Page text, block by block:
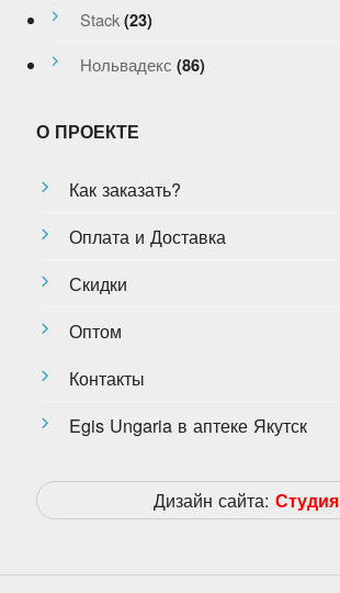
Stack (23)
Нольвадекс (86)
О ПРОЕКТЕ
Как заказать?
Оплата и Доставка
Скидки
Оптом
Контакты
Egis Ungaria в аптеке Якутск
Дизайн сайта: Студия